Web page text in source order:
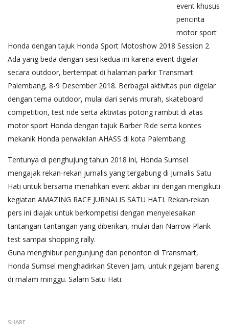
event khusus
pencinta
motor sport
Honda dengan tajuk Honda Sport Motoshow 2018 Session 2.
Ada yang beda dengan sesi kedua ini karena event digelar
secara outdoor, bertempat di halaman parkir Transmart
Palembang, 8-9 Desember 2018. Berbagai aktivitas pun digelar
dengan tema outdoor, mulai dari servis murah, skateboard
competition, test ride serta aktivitas potong rambut di atas
motor sport Honda dengan tajuk Barber Ride serta kontes
mekanik Honda perwakilan AHASS di kota Palembang.
Tentunya di penghujung tahun 2018 ini, Honda Sumsel
mengajak rekan-rekan jurnalis yang tergabung di Jurnalis Satu
Hati untuk bersama meriahkan event akbar ini dengan mengikuti
kegiatan AMAZING RACE JURNALIS SATU HATI. Rekan-rekan
pers ini diajak untuk berkompetisi dengan menyelesaikan
tantangan-tantangan yang diberikan, mulai dari Narrow Plank
test sampai shopping rally.
Guna menghibur pengunjung dan penonton di Transmart,
Honda Sumsel menghadirkan Steven Jam, untuk ngejam bareng
di malam minggu. Salam Satu Hati.
SHARE